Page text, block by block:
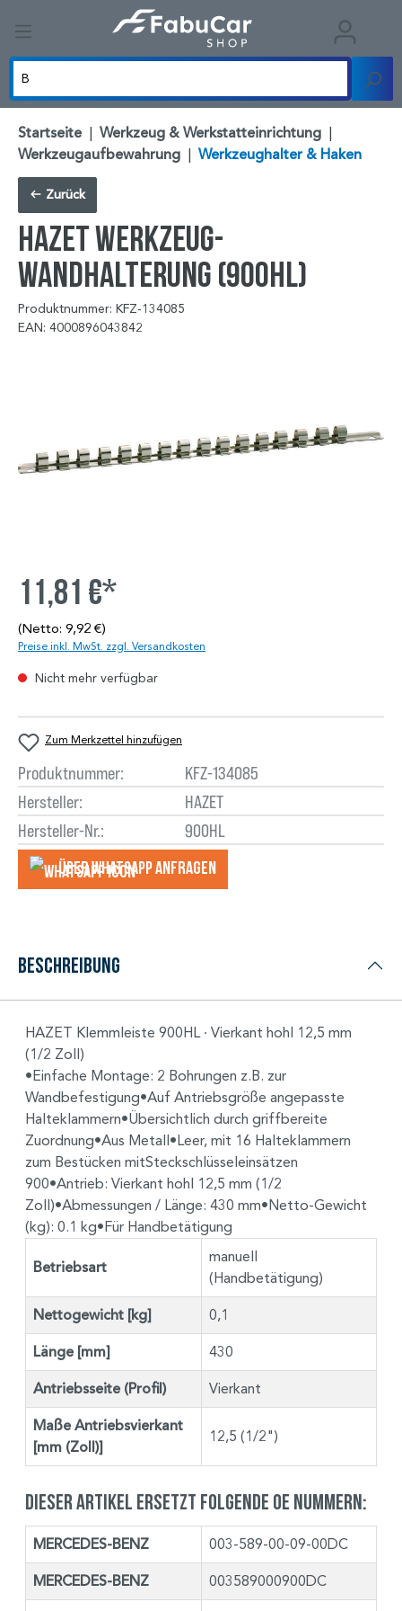
Startseite | Werkzeug & Werkstatteinrichtung |
Werkzeugaufbewahrung | Werkzeughalter & Haken
Zurück
HAZET Werkzeug-
Wandhalterung (900HL)
Produktnummer: KFZ-134085
EAN: 4000896043842
11,81 €*
(Netto: 9,92 €)
Preise inkl. MwSt. zzgl. Versandkosten
Nicht mehr verfügbar
Zum Merkzettel hinzufügen
Produktnummer:
KFZ-134085
Hersteller:
HAZET
Hersteller-Nr.:
900HL
Über WhatsApp anfragеn
Beschreibung
HAZET Klemmleiste 900HL ∙ Vierkant hohl 12,5 mm
(1/2 Zoll)
•Einfache Montage: 2 Bohrungen z.B. zur
Wandbefestigung•Auf Antriebsgröße angepasste
Halteklammern•Übersichtlich durch griffbereite
Zuordnung•Aus Metall•Leer, mit 16 Halteklammern
zum Bestücken mitSteckschlüsseleinsätzen
900•Antrieb: Vierkant hohl 12,5 mm (1/2
Zoll)•Abmessungen / Länge: 430 mm•Netto-Gewicht
(kg): 0.1 kg•Für Handbetätigung
Betriebsart
manuell
(Handbetätigung)
Nettogewicht [kg] 0,1
Länge [mm] 430
Antriebsseite (Profil) Vierkant
Maße Antriebsvierkant
[mm (Zoll)]
12,5 (1/2")
Dieser Artikel ersetzt folgende OE Nummern:
MERCEDES-BENZ 003-589-00-09-00DC
MERCEDES-BENZ 003589000900DC